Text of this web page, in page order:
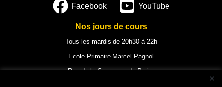
Facebook YouTube
Nos jours de cours
Tous les mardis de 20h30 à 22h
Ecole Primaire Marcel Pagnol
Rue de la Commune de Paris,